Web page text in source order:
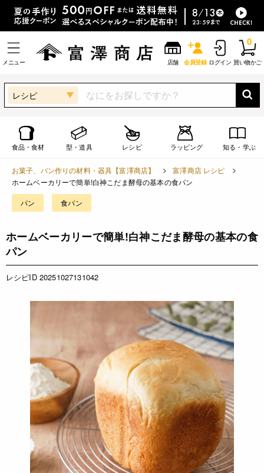
メニュー 店舗 会員登録 ログイン 買い物かご
0
レシピ
食品・食材 型・道具 レシピ ラッピング 知る・学ぶ
お菓子、パン作りの材料・器具【富澤商店】
富澤商店 レシピ
ホームベーカリーで簡単!白神こだま酵母の基本の食パン
パン 食パン
ホームベーカリーで簡単!白神こだま酵母の基本の食
パン
レシピID 20251027131042